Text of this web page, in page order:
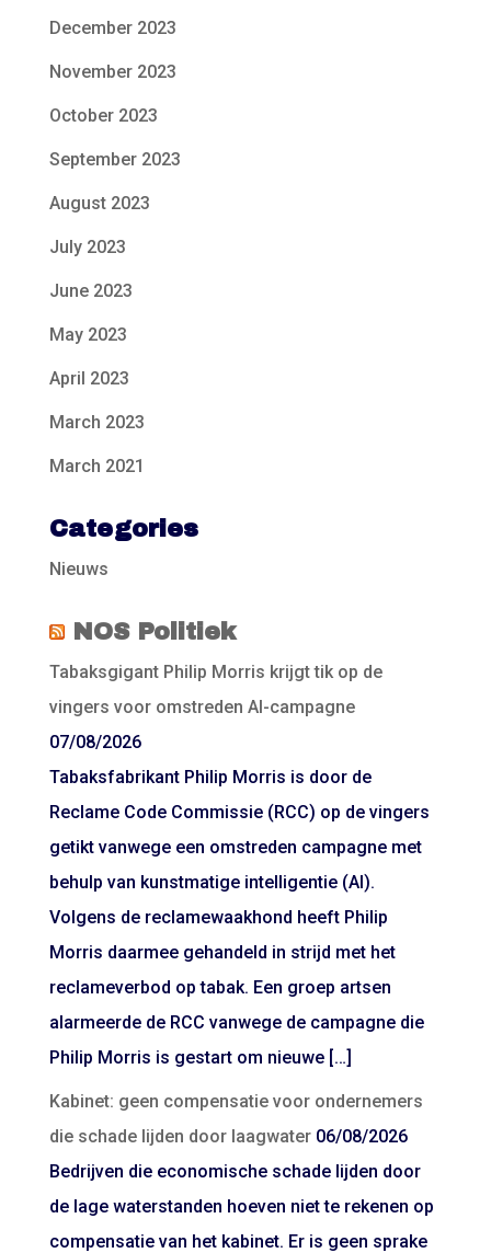
December 2023
November 2023
October 2023
September 2023
August 2023
July 2023
June 2023
May 2023
April 2023
March 2023
March 2021
Categories
Nieuws
NOS Politiek
Tabaksgigant Philip Morris krijgt tik op de
vingers voor omstreden AI-campagne
07/08/2026
Tabaksfabrikant Philip Morris is door de
Reclame Code Commissie (RCC) op de vingers
getikt vanwege een omstreden campagne met
behulp van kunstmatige intelligentie (AI).
Volgens de reclamewaakhond heeft Philip
Morris daarmee gehandeld in strijd met het
reclameverbod op tabak. Een groep artsen
alarmeerde de RCC vanwege de campagne die
Philip Morris is gestart om nieuwe […]
Kabinet: geen compensatie voor ondernemers
die schade lijden door laagwater 06/08/2026
Bedrijven die economische schade lijden door
de lage waterstanden hoeven niet te rekenen op
compensatie van het kabinet. Er is geen sprake